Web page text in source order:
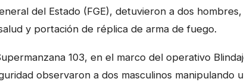
del Estado (FGE), detuvieron a dos
y portación de réplica de arma de fuego.
103, en el marco del operativo
observaron a dos masculinos manipulando